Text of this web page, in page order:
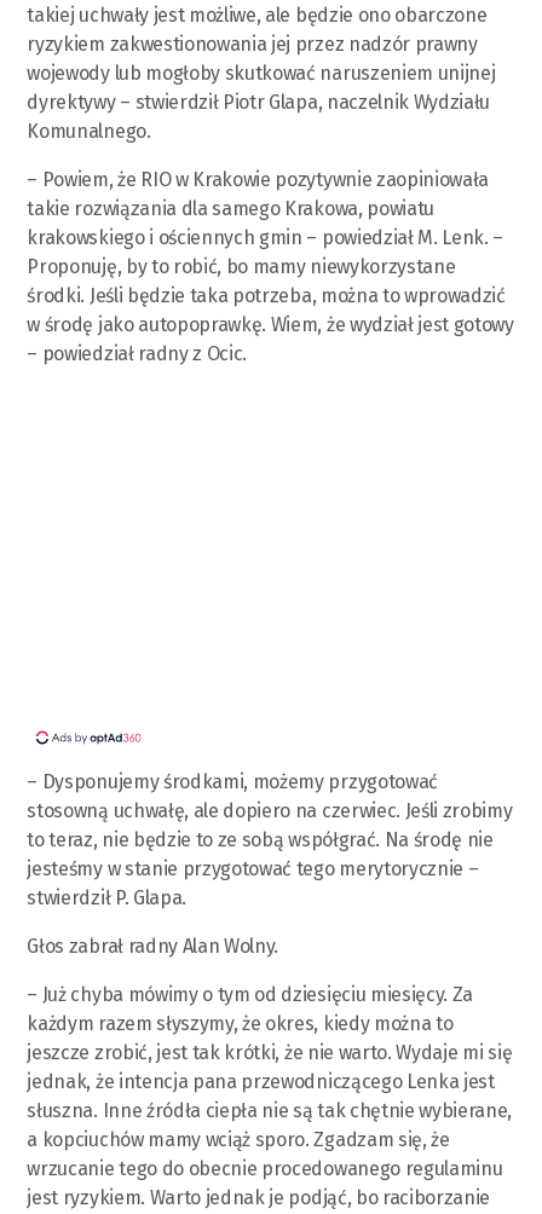
takiej uchwały jest możliwe, ale będzie ono obarczone
ryzykiem zakwestionowania jej przez nadzór prawny
wojewody lub mogłoby skutkować naruszeniem unijnej
dyrektywy – stwierdził Piotr Glapa, naczelnik Wydziału
Komunalnego.
– Powiem, że RIO w Krakowie pozytywnie zaopiniowała
takie rozwiązania dla samego Krakowa, powiatu
krakowskiego i ościennych gmin – powiedział M. Lenk. –
Proponuję, by to robić, bo mamy niewykorzystane
środki. Jeśli będzie taka potrzeba, można to wprowadzić
w środę jako autopoprawkę. Wiem, że wydział jest gotowy
– powiedział radny z Ocic.
– Dysponujemy środkami, możemy przygotować
stosowną uchwałę, ale dopiero na czerwiec. Jeśli zrobimy
to teraz, nie będzie to ze sobą współgrać. Na środę nie
jesteśmy w stanie przygotować tego merytorycznie –
stwierdził P. Glapa.
Głos zabrał radny Alan Wolny.
– Już chyba mówimy o tym od dziesięciu miesięcy. Za
każdym razem słyszymy, że okres, kiedy można to
jeszcze zrobić, jest tak krótki, że nie warto. Wydaje mi się
jednak, że intencja pana przewodniczącego Lenka jest
słuszna. Inne źródła ciepła nie są tak chętnie wybierane,
a kopciuchów mamy wciąż sporo. Zgadzam się, że
wrzucanie tego do obecnie procedowanego regulaminu
jest ryzykiem. Warto jednak je podjąć, bo raciborzanie